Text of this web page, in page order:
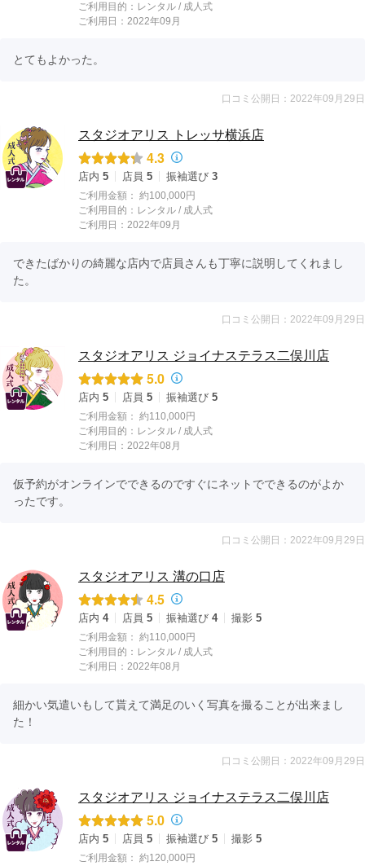
ご利用目的： レンタル / 成人式
ご利用日：2022年09月
とてもよかった。
口コミ公開日：2022年09月29日
スタジオアリス トレッサ横浜店
4.3
店内 5 店員 5 振袖選び 3
ご利用金額： 約100,000円
ご利用目的： レンタル / 成人式
ご利用日：2022年09月
できたばかりの綺麗な店内で店員さんも丁寧に説明してくれまし
た。
口コミ公開日：2022年09月29日
スタジオアリス ジョイナステラス二俣川店
5.0
店内 5 店員 5 振袖選び 5
ご利用金額： 約110,000円
ご利用目的： レンタル / 成人式
ご利用日：2022年08月
仮予約がオンラインでできるのですぐにネットでできるのがよか
ったです。
口コミ公開日：2022年09月29日
スタジオアリス 溝の口店
4.5
店内 4 店員 5 振袖選び 4 撮影 5
ご利用金額： 約110,000円
ご利用目的： レンタル / 成人式
ご利用日：2022年08月
細かい気遣いもして貰えて満足のいく写真を撮ることが出来まし
た！
口コミ公開日：2022年09月29日
スタジオアリス ジョイナステラス二俣川店
5.0
店内 5 店員 5 振袖選び 5 撮影 5
ご利用金額： 約120,000円